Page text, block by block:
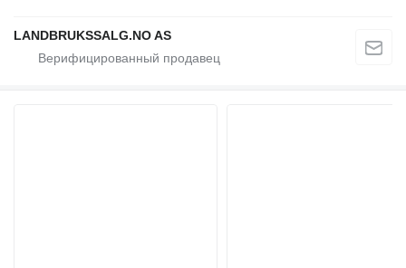
LANDBRUKSSALG.NO AS